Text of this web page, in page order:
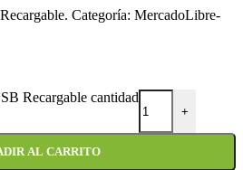
Categoría: MercadoLibre-
Recargable cantidad
+
AL CARRITO